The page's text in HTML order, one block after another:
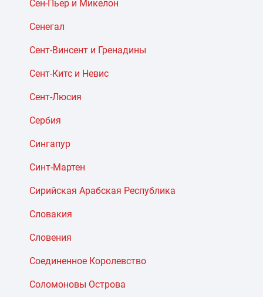
Сен-Пьер и Микелон
Сенегал
Сент-Винсент и Гренадины
Сент-Китс и Невис
Сент-Люсия
Сербия
Сингапур
Синт-Мартен
Сирийская Арабская Республика
Словакия
Словения
Соединенное Королевство
Соломоновы Острова